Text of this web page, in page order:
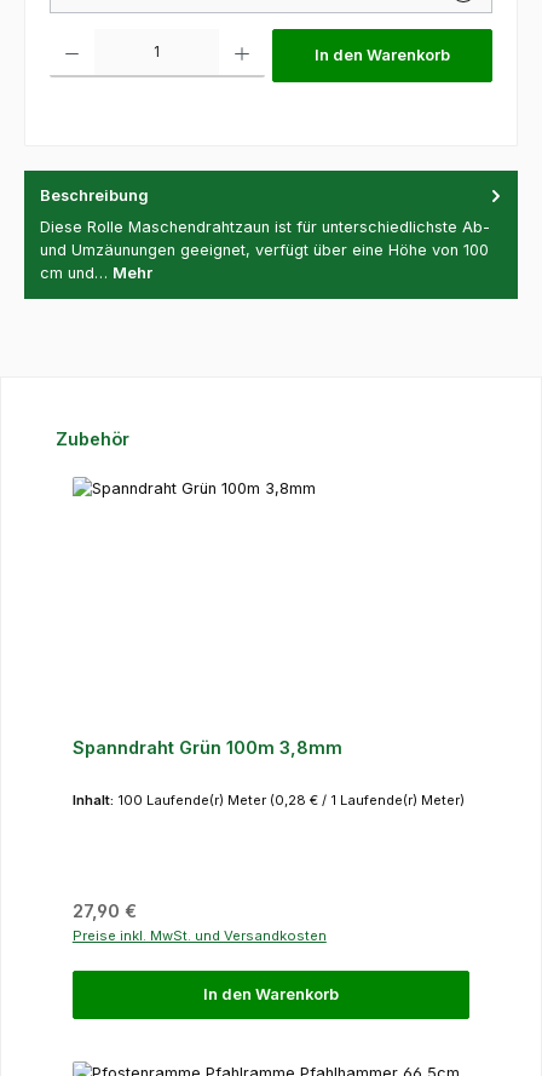
In den Warenkorb
Beschreibung
Diese Rolle Maschendrahtzaun ist für unterschiedlichste Ab-
und Umzäunungen geeignet, verfügt über eine Höhe von 100
cm und… Mehr
Produktgalerie überspringen
Zubehör
Spanndraht Grün 100m 3,8mm
Inhalt: 100 Laufende(r) Meter (0,28 € / 1 Laufende(r) Meter)
Regulärer Preis:
27,90 €
Preise inkl. MwSt. und Versandkosten
In den Warenkorb